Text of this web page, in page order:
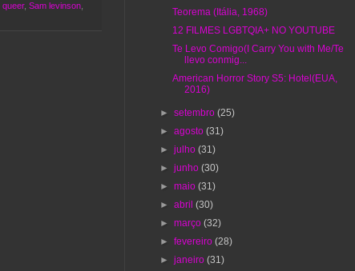
queer, Sam levinson
Teorema (Itália, 1968)
12 FILMES LGBTQIA+ NO YOUTUBE
Te Levo Comigo(I Carry You with Me/Te
llevo conmig...
American Horror Story S5: Hotel(EUA,
2016)
►setembro(25)
►agosto(31)
►julho(31)
►junho(30)
►maio(31)
►abril(30)
►março(32)
►fevereiro(28)
►janeiro(31)